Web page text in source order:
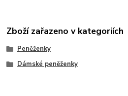
Zboží zařazeno v kategoriích
Peněženky
Dámské peněženky